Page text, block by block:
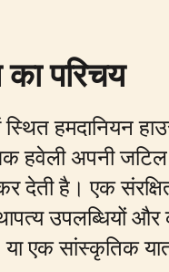
परिचय
हमदानियन
हवेली अपनी
है। एक
उपलब्धियों
या एक सांस्कृतिक